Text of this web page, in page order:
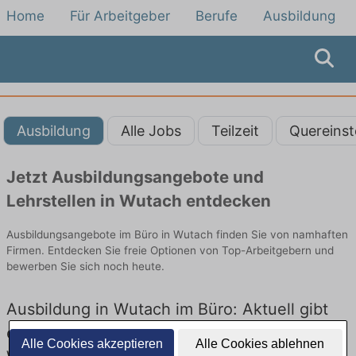
Alle Cookies akzeptieren Alle Cookies ablehnen
Home Für Arbeitgeber Berufe Ausbildung
Ausbildung Alle Jobs Teilzeit
Jetzt Ausbildungsangebote und
Lehrstellen in Wutach entdecken
Ausbildungsangebote im Büro in Wutach finden Sie von namhaften
Firmen. Entdecken Sie freie Optionen von Top-Arbeitgebern und
bewerben Sie sich noch heute.
Ausbildung in Wutach im Büro: Aktuell gibt
es keine Stellenangebote für Ausbildung in